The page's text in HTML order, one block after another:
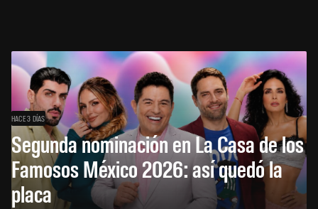
HACE 3 DÍAS
Segunda nominación en La Casa de los
Famosos México 2026: así quedó la
placa